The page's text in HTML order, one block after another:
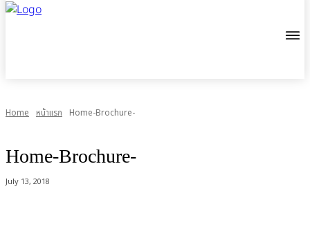
Home หน้าแรก Home-Brochure-
Home-Brochure-
July 13, 2018